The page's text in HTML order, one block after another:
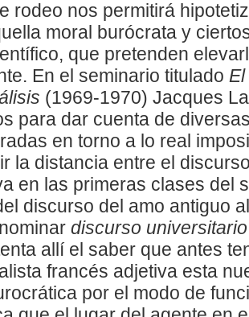
rodeo nos permitirá
moral burócrata y
que pretenden
En el seminario titulado
(1969-1970) Jacques
para dar cuenta de
en torno a lo real
la distancia entre el
en las primeras clases del
discurso del amo antiguo
discurso universitario
allí el saber que antes
francés adjetiva esta
por el modo de